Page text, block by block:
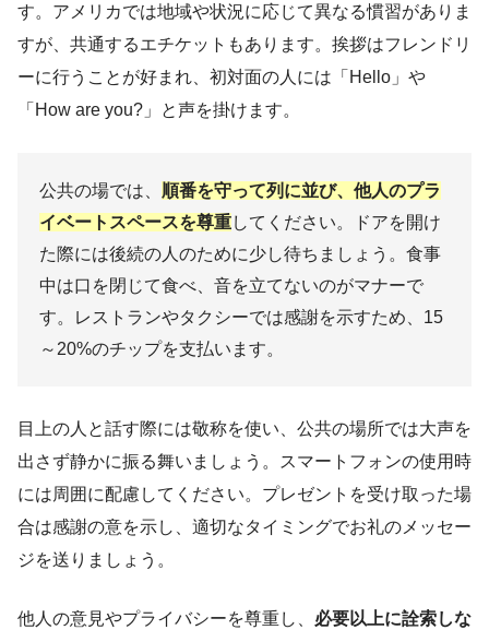
す。アメリカでは地域や状況に応じて異なる慣習がありま
すが、共通するエチケットもあります。挨拶はフレンドリ
ーに行うことが好まれ、初対面の人には「Hello」や
「How are you?」と声を掛けます。
公共の場では、 順番を守って列に並び、他人のプラ
イベートスペースを尊重してください。ドアを開け
た際には後続の人のために少し待ちましょう。食事
中は口を閉じて食べ、音を立てないのがマナーで
す。レストランやタクシーでは感謝を示すため、15
～20%のチップを支払います。
目上の人と話す際には敬称を使い、公共の場所では大声を
出さず静かに振る舞いましょう。スマートフォンの使用時
には周囲に配慮してください。プレゼントを受け取った場
合は感謝の意を示し、適切なタイミングでお礼のメッセー
ジを送りましょう。
他人の意見やプライバシーを尊重し、 必要以上に詮索しな